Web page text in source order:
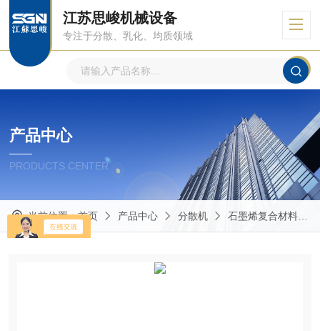
江苏思峻机械设备
专注于分散、乳化、均质领域
产品中心
PRODUCTS CENTER
当前位置：首页 产品中心 分散机 石墨烯复合材料分散机